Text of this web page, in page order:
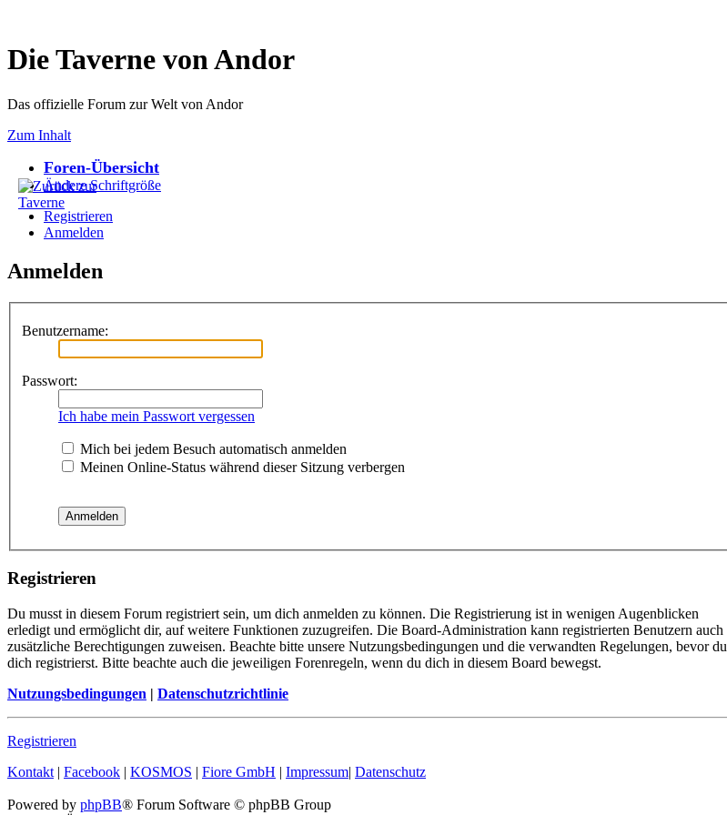
Die Taverne von Andor
Das offizielle Forum zur Welt von Andor
Zum Inhalt
Foren-Übersicht
Ändere Schriftgröße
Registrieren
Anmelden
Anmelden
Benutzername:
Passwort:
Ich habe mein Passwort vergessen
Mich bei jedem Besuch automatisch anmelden
Meinen Online-Status während dieser Sitzung verbergen
Registrieren
Du musst in diesem Forum registriert sein, um dich anmelden zu können. Die Registrierung ist in wenigen Augenblicken
erledigt und ermöglicht dir, auf weitere Funktionen zuzugreifen. Die Board-Administration kann registrierten Benutzern auch
zusätzliche Berechtigungen zuweisen. Beachte bitte unsere Nutzungsbedingungen und die verwandten Regelungen, bevor du
dich registrierst. Bitte beachte auch die jeweiligen Forenregeln, wenn du dich in diesem Board bewegst.
Nutzungsbedingungen | Datenschutzrichtlinie
Registrieren
Kontakt | Facebook | KOSMOS | Fiore GmbH | Impressum| Datenschutz
Powered by phpBB® Forum Software © phpBB Group